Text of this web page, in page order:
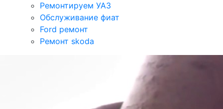
Ремонтируем УАЗ
Обслуживание фиат
Ford ремонт
Ремонт skoda